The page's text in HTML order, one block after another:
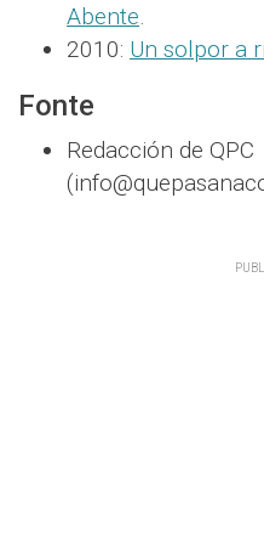
Abente.
2010: Un solpor a
Fonte
Redacción de QPC